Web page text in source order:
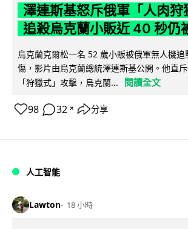
澤連斯基怒斥俄軍「人肉狩
追殺烏克蘭小販近 40 秒仍
烏克蘭克爾松一名 52 歲小販被俄軍無人機
傷，影片由烏克蘭總統澤連斯基公開。他直
「狩獵式」攻擊，烏克蘭...
閱讀全文
98 32 ↗ 分享
人工智能
Lawton 18 小時